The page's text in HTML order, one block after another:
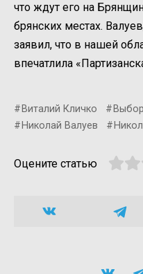
что ждут его на
брянских местах.
заявил, что в нашей
впечатлила
Виталий Кличко
Николай Валуев
Оцените статью